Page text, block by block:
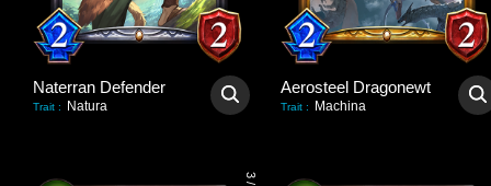
Naterran Defender
Trait : Natura
Aerosteel Dragonewt
Trait : Machina
3
/